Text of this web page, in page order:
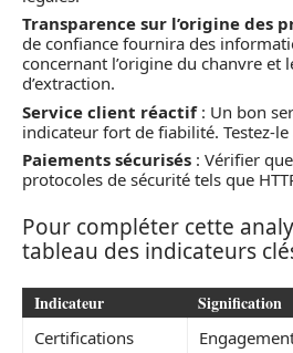
Transparence sur l’origine des
de confiance fournira des
concernant l’origine du chanvre et
d’extraction.
Service client réactif: Un bon
indicateur fort de fiabilité. Testez-le
Paiements sécurisés : Vérifier
protocoles de sécurité tels que
Pour compléter cette
tableau des indicateurs
Indicateur Signification
Certifications